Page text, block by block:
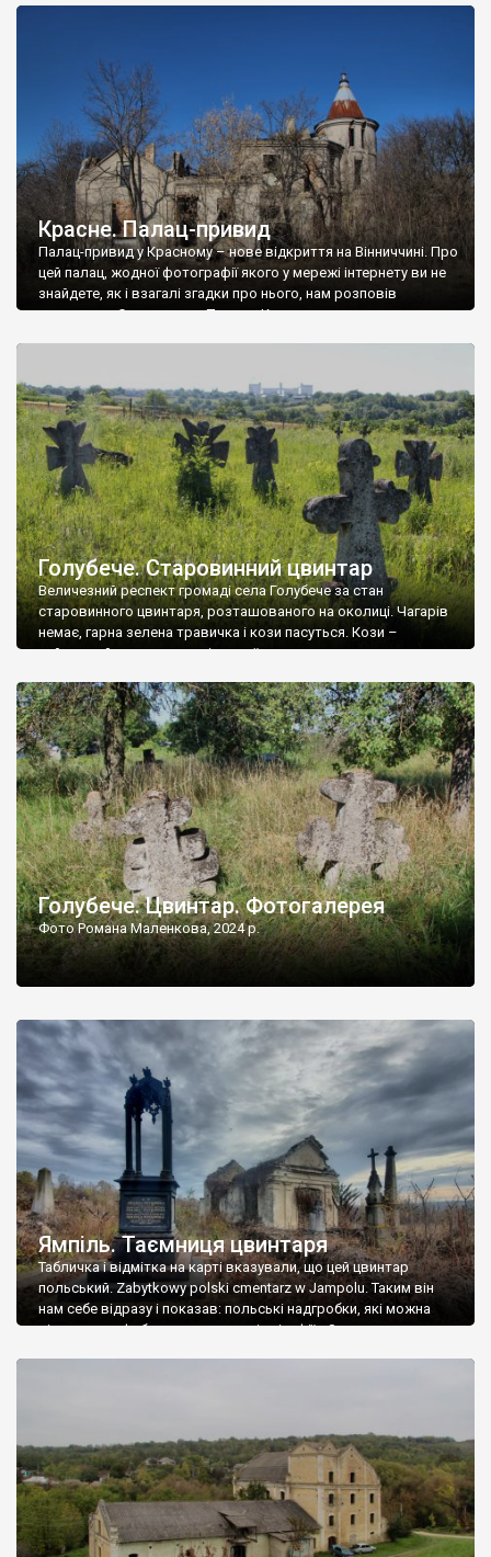
Красне. Палац-привид
Палац-привид у Красному – нове відкриття на Вінниччині. Про
цей палац, жодної фотографії якого у мережі інтернету ви не
знайдете, як і взагалі згадки про нього, нам розповів
мешканець Самгородка. Палац у Красному вразив не лише
Голубече. Старовинний цвинтар
Величезний респект громаді села Голубече за стан
старовинного цвинтаря, розташованого на околиці. Чагарів
немає, гарна зелена травичка і кози пасуться. Кози –
найкращий регулятор шкідливої, для старих кладовищ,
бруньками, кози ті бруньки обгризають, бо то улюблений
делікатес. На цвинтарі у Голубечому ціла колекція
різноманітних форм хрестів. Село відносно невелике, […]
Голубече. Цвинтар. Фотогалерея
Фото Романа Маленкова, 2024 р.
Ямпіль. Таємниця цвинтаря
Табличка і відмітка на карті вказували, що цей цвинтар
польський. Zabytkowy polski cmentarz w Jampolu. Таким він
нам себе відразу і показав: польські надгробки, які можна
віднести до фабричних, польські епітафії… Загалом цвинтар